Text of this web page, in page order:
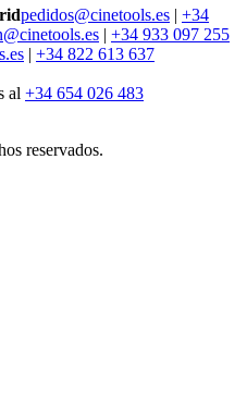
pedidos@cinetools.es | +34
| +34 933 097 255
| +34 822 613 637
al +34 654 026 483
reservados.